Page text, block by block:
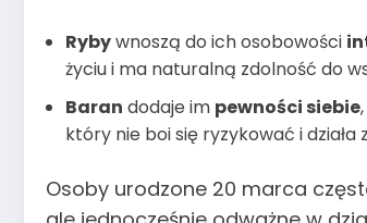
Rybywnoszą do ich osobowości
życiu i ma naturalną zdolność do
Baran dodaje im pewności siebie,
który nie boi się ryzykować i działa
Osoby urodzone 20 marca